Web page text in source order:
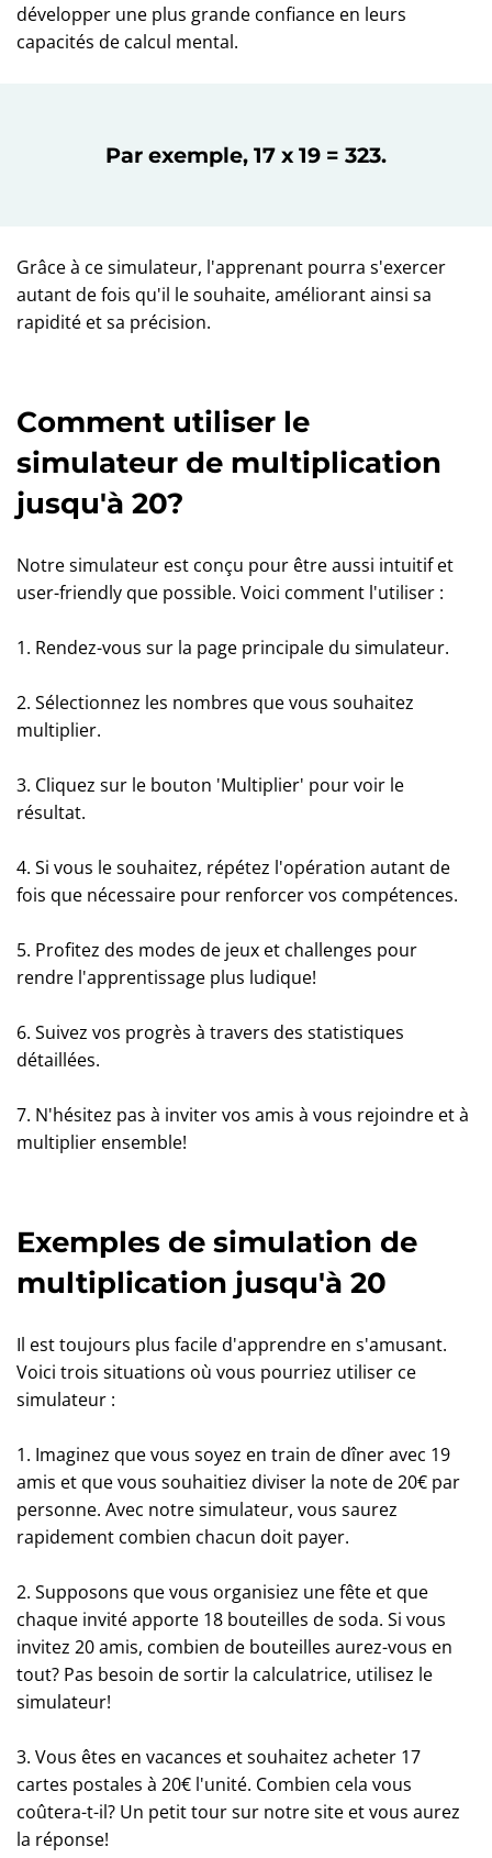
développer une plus grande confiance en leurs
capacités de calcul mental.
Par exemple, 17 x 19 = 323.
Grâce à ce simulateur, l'apprenant pourra s'exercer
autant de fois qu'il le souhaite, améliorant ainsi sa
rapidité et sa précision.
Comment utiliser le
simulateur de multiplication
jusqu'à 20?
Notre simulateur est conçu pour être aussi intuitif et
user-friendly que possible. Voici comment l'utiliser :
1. Rendez-vous sur la page principale du simulateur.
2. Sélectionnez les nombres que vous souhaitez
multiplier.
3. Cliquez sur le bouton 'Multiplier' pour voir le
résultat.
4. Si vous le souhaitez, répétez l'opération autant de
fois que nécessaire pour renforcer vos compétences.
5. Profitez des modes de jeux et challenges pour
rendre l'apprentissage plus ludique!
6. Suivez vos progrès à travers des statistiques
détaillées.
7. N'hésitez pas à inviter vos amis à vous rejoindre et à
multiplier ensemble!
Exemples de simulation de
multiplication jusqu'à 20
Il est toujours plus facile d'apprendre en s'amusant.
Voici trois situations où vous pourriez utiliser ce
simulateur :
1. Imaginez que vous soyez en train de dîner avec 19
amis et que vous souhaitiez diviser la note de 20€ par
personne. Avec notre simulateur, vous saurez
rapidement combien chacun doit payer.
2. Supposons que vous organisiez une fête et que
chaque invité apporte 18 bouteilles de soda. Si vous
invitez 20 amis, combien de bouteilles aurez-vous en
tout? Pas besoin de sortir la calculatrice, utilisez le
simulateur!
3. Vous êtes en vacances et souhaitez acheter 17
cartes postales à 20€ l'unité. Combien cela vous
coûtera-t-il? Un petit tour sur notre site et vous aurez
la réponse!